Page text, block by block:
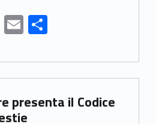
as
E
m
ai
l
S
ar
e
presenta il Codice